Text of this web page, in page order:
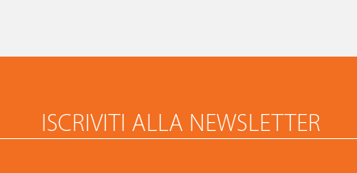
ISCRIVITI ALLA NEWSLETTER